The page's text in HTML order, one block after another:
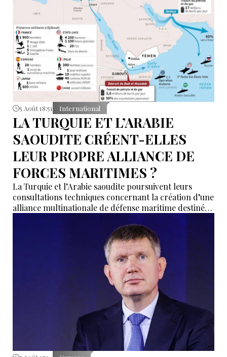
5 Août 18:51 International
LA TURQUIE ET L’ARABIE
SAOUDITE CRÉENT-ELLES
LEUR PROPRE ALLIANCE DE
FORCES MARITIMES ?
La Turquie et l’Arabie saoudite poursuivent leurs
consultations techniques concernant la création d’une
alliance multinationale de défense maritime destinée
dans le détroit de Bab el-Mandeb et dans le golfe